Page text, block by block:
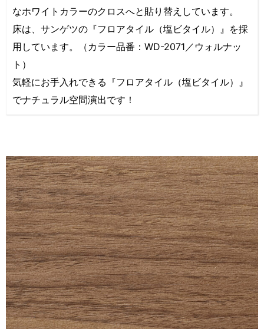
なホワイトカラーのクロスへと貼り替えしています。
床は、サンゲツの『フロアタイル（塩ビタイル）』を採
用しています。（カラー品番：WD-2071／ウォルナッ
ト）
気軽にお手入れできる『フロアタイル（塩ビタイル）』
でナチュラル空間演出です！